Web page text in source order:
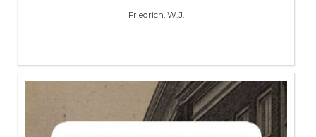
Friedrich, W.J.